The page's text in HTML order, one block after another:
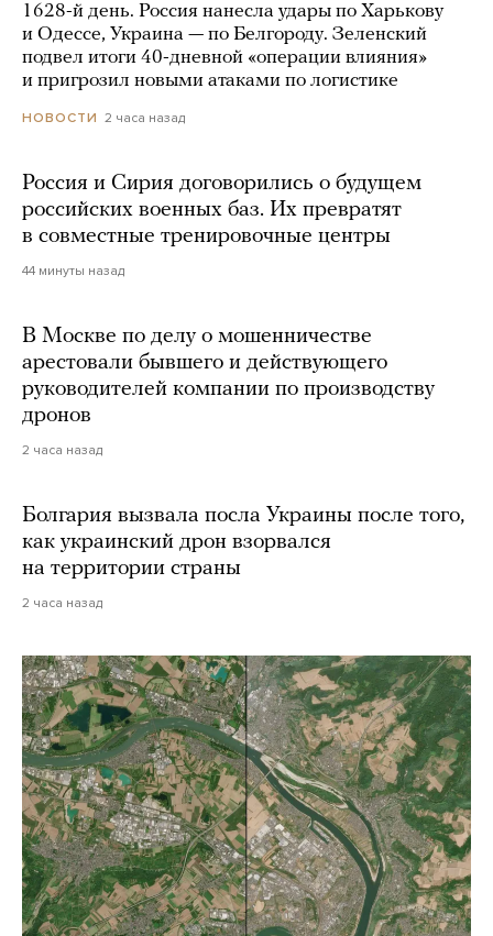
1628-й день. Россия нанесла удары по Харькову
и Одессе, Украина — по Белгороду. Зеленский
подвел итоги 40-дневной «операции влияния»
и пригрозил новыми атаками по логистике
НОВОСТИ 2 часа назад
Россия и Сирия договорились о будущем
российских военных баз. Их превратят
в совместные тренировочные центры
44 минуты назад
В Москве по делу о мошенничестве
арестовали бывшего и действующего
руководителей компании по производству
дронов
2 часа назад
Болгария вызвала посла Украины после того,
как украинский дрон взорвался
на территории страны
2 часа назад